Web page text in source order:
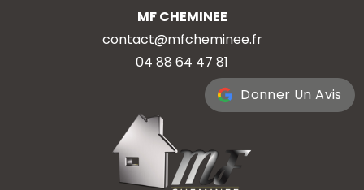
MF CHEMINEE
contact@mfcheminee.fr
04 88 64 47 81
Donner Un Avis